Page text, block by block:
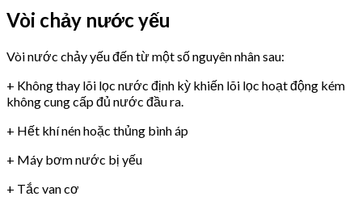
Vòi chảy nước yếu
Vòi nước chảy yếu đến từ một số nguyên nhân sau:
+ Không thay lõi lọc nước định kỳ khiến lõi lọc hoạt động kém
không cung cấp đủ nước đầu ra.
+ Hết khí nén hoặc thủng bình áp
+ Máy bơm nước bị yếu
+ Tắc van cơ